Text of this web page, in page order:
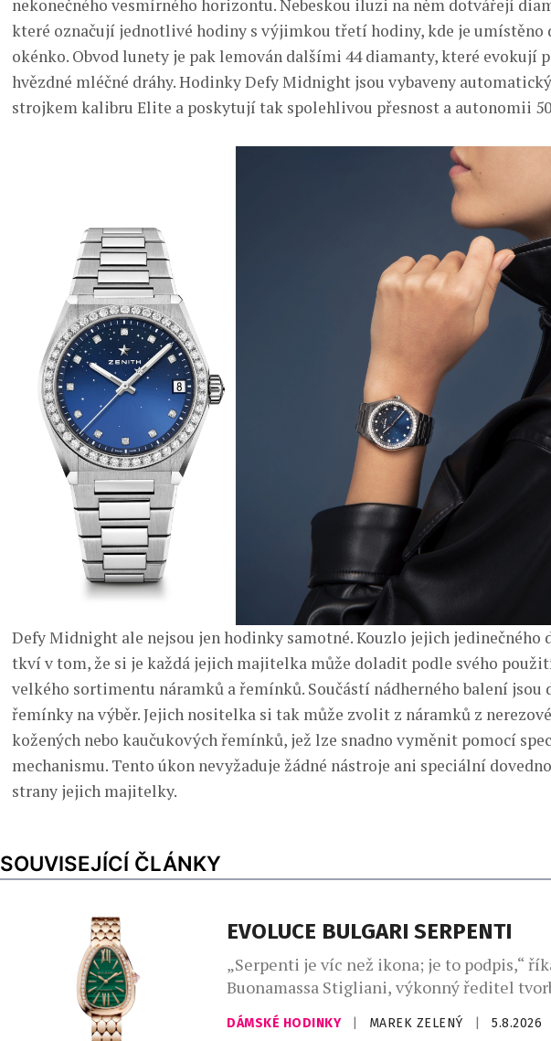
nekonečného vesmírného horizontu. Nebeskou iluzi na něm dotvářejí
které označují jednotlivé hodiny s výjimkou třetí hodiny, kde je umístěno
okénko. Obvod lunety je pak lemován dalšími 44 diamanty, které evokují
hvězdné mléčné dráhy. Hodinky Defy Midnight jsou vybaveny
strojkem kalibru Elite a poskytují tak spolehlivou přesnost a autonomii 50
Defy Midnight ale nejsou jen hodinky samotné. Kouzlo jejich jedinečného
tkví v tom, že si je každá jejich majitelka může doladit podle svého
velkého sortimentu náramků a řemínků. Součástí nádherného balení jsou
řemínky na výběr. Jejich nositelka si tak může zvolit z náramků z nerezové
kožených nebo kaučukových řemínků, jež lze snadno vyměnit pomocí
mechanismu. Tento úkon nevyžaduje žádné nástroje ani speciální
strany jejich majitelky.
SOUVISEJÍCÍ ČLÁNKY
EVOLUCE BULGARI SERPENTI
„Serpenti je víc než ikona; je to podpis,“
Buonamassa Stigliani, výkonný ředitel
produktů Bvlgari. Had se svým mýtickým
dlouhodobě fascinuje klenotnický dům,
DÁMSKÉ HODINKY MAREK ZELENÝ 5.8.2026